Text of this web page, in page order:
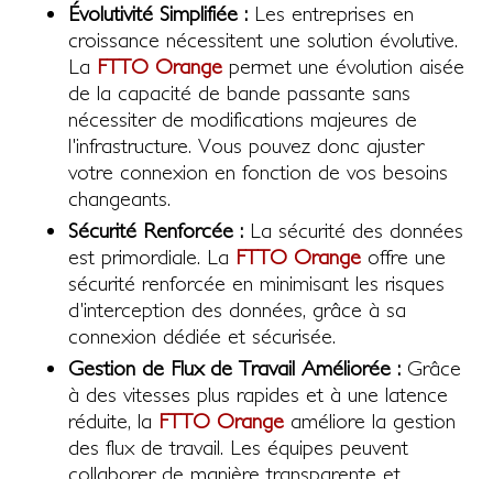
Évolutivité Simplifiée : Les entreprises en
croissance nécessitent une solution évolutive.
La FTTO Orange permet une évolution aisée
de la capacité de bande passante sans
nécessiter de modifications majeures de
l'infrastructure. Vous pouvez donc ajuster
votre connexion en fonction de vos besoins
changeants.
Sécurité Renforcée : La sécurité des données
est primordiale. La FTTO Orange offre une
sécurité renforcée en minimisant les risques
d'interception des données, grâce à sa
connexion dédiée et sécurisée.
Gestion de Flux de Travail Améliorée : Grâce
à des vitesses plus rapides et à une latence
réduite, la FTTO Orange améliore la gestion
des flux de travail. Les équipes peuvent
collaborer de manière transparente et